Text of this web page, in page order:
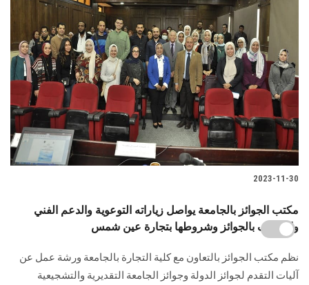
2023-11-30
مكتب الجوائز بالجامعة يواصل زياراته التوعوية والدعم الفني
والتعريف بالجوائز وشروطها بتجارة عين شمس
نظم مكتب الجوائز بالتعاون مع كلية التجارة بالجامعة ورشة عمل عن
آليات التقدم لجوائز الدولة وجوائز الجامعة التقديرية والتشجيعية